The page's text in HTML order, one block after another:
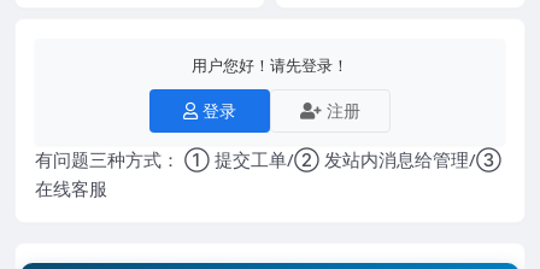
用户您好！请先登录！
登录 注册
有问题三种方式： ① 提交工单/② 发站内消息给管理/③
在线客服